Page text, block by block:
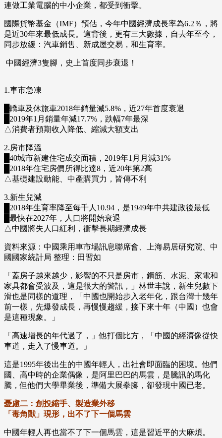
連做工業電腦的中小企業，都受到衝擊。
國際貨幣基金（IMF）預估，今年中國經濟成長率為6.2％，將
是近30年來最低成長。這背後，更有三大數據，自去年至今，
同步放緩：汽車銷售、新成屋交易，和生育率。
中國經濟3隻腳，史上首度同步衰退！
1.車市急凍
█轎車及休旅車2018年銷量減5.8%，近27年首度衰退
█2019年1月銷量年減17.7%，跌幅7年最深
△消費者預期收入降低、縮減大額支出
2.房市降溫
█40城市新建住宅成交面積，2019年1月月減31%
█2018年住宅房價所得比達8，近20年第2高
△基礎建設動能、中產購買力，皆傳不利
3.新生兒減
█2018年生育率降至每千人10.94，是1949年中共建政後最低
█最快在2027年，人口將開始衰退
△中國將失人口紅利，衝擊長期經濟成長
資料來源：中國乘用車市場訊息聯席會、上海易居研究院、中
國國家統計局 整理：田習如
「蓋房子越來越少，影響的不只是房市，鋼筋、水泥、家電和
家具都會受波及，這是很大的警訊，」林世丰說，新生兒數下
滑也是同樣的道理，「中國也開始步入老年化，跟台灣十幾年
前一樣，先爆發成長，再慢慢趨緩，接下來十年（中國）也會
是這種現象。」
「高速增長的年代過了，」他打個比方，「中國的經濟像從快
車道，走入了慢車道。」
這是1995年後出生的中國年輕人，出社會即面臨的困境。他們
國、高中時的企業偶像，是阿里巴巴的馬雲，是騰訊的馬化
騰，但他們大學畢業後，準備大展拳腳，卻發現中國已老。
憂慮二：創投縮手、製造業外移
「毒角獸」現形，出不了下一個馬雲
中國年輕人再也當不了下一個馬雲，這是習近平的大麻煩。